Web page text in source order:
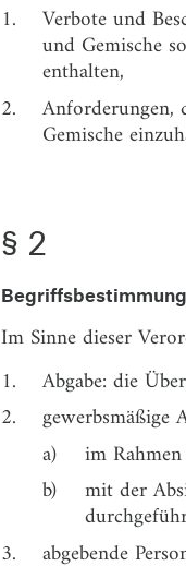
1.
Verbote und
und Gemische
enthalten,
2.
Anforderungen,
Gemische
§ 2
Im Sinne dieser
1.
Abgabe: die
2.
gewerbsmäßige
a)
im
b)
mit der
3.
abgebende